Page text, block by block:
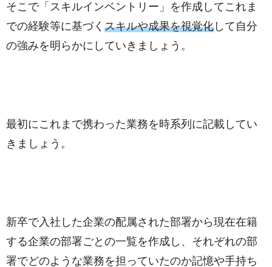
そこで「スキルインベントリー」を作成してこれま
での経験等に基づく スキルや成果を視覚化 して自分
の強みを明らかにしていきましょう。
最初にこれまで携わった業務を時系列に記載してい
きましょう。
新卒で入社した企業の配属された部署から現在在籍
する企業の部署ごとの一覧を作成し、それぞれの部
署でどのような業務を担っていたのか記憶や手持ち